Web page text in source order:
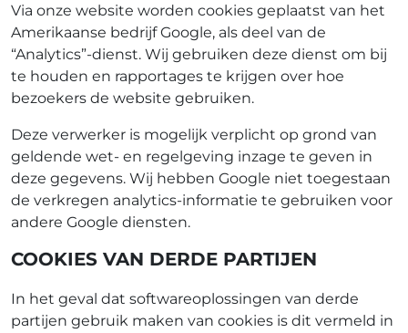
Via onze website worden cookies geplaatst van het
Amerikaanse bedrijf Google, als deel van de
“Analytics”-dienst. Wij gebruiken deze dienst om bij
te houden en rapportages te krijgen over hoe
bezoekers de website gebruiken.
Deze verwerker is mogelijk verplicht op grond van
geldende wet- en regelgeving inzage te geven in
deze gegevens. Wij hebben Google niet toegestaan
de verkregen analytics-informatie te gebruiken voor
andere Google diensten.
COOKIES VAN DERDE PARTIJEN
In het geval dat softwareoplossingen van derde
partijen gebruik maken van cookies is dit vermeld in